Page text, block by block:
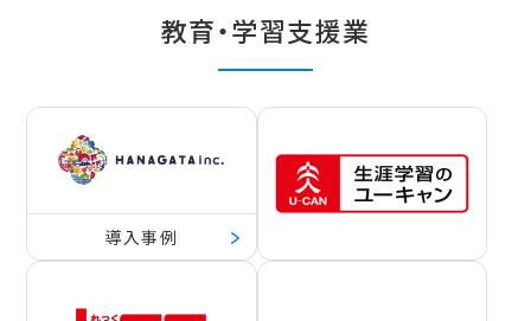
教育・学習支援業
導入事例